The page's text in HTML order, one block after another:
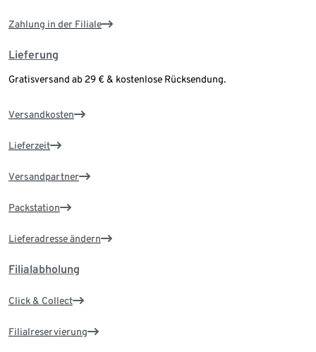
Zahlung in der Filiale
Lieferung
Gratisversand ab 29 € & kostenlose Rücksendung.
Versandkosten
Lieferzeit
Versandpartner
Packstation
Lieferadresse ändern
Filialabholung
Click & Collect
Filialreservierung